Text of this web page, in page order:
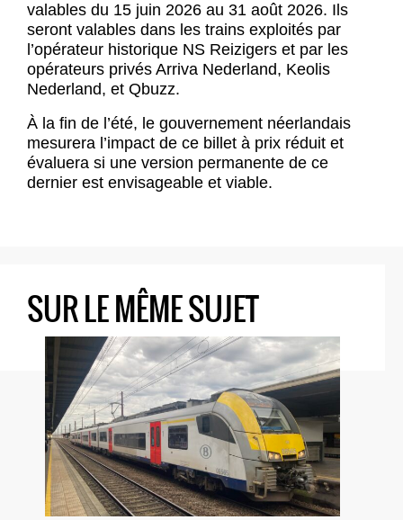
valables du 15 juin 2026 au 31 août 2026. Ils
seront valables dans les trains exploités par
l’opérateur historique NS Reizigers et par les
opérateurs privés Arriva Nederland, Keolis
Nederland, et Qbuzz.
À la fin de l’été, le gouvernement néerlandais
mesurera l’impact de ce billet à prix réduit et
évaluera si une version permanente de ce
dernier est envisageable et viable.
SUR LE MÊME SUJET